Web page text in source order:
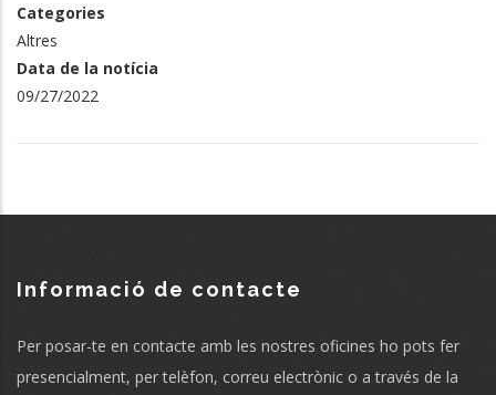
Categories
Altres
Data de la notícia
09/27/2022
Informació de contacte
Per posar-te en contacte amb les nostres oficines ho pots fer
presencialment, per telèfon, correu electrònic o a través de la